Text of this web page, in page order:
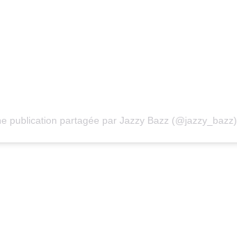
publication partagée par Jazzy Bazz (@jazzy_bazz)